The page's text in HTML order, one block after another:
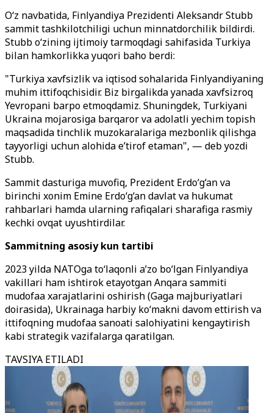
O‘z navbatida, Finlyandiya Prezidenti Aleksandr Stubb
sammit tashkilotchiligi uchun minnatdorchilik bildirdi.
Stubb o‘zining ijtimoiy tarmoqdagi sahifasida Turkiya
bilan hamkorlikka yuqori baho berdi:
"Turkiya xavfsizlik va iqtisod sohalarida Finlyandiyaning
muhim ittifoqchisidir. Biz birgalikda yanada xavfsizroq
Yevropani barpo etmoqdamiz. Shuningdek, Turkiyani
Ukraina mojarosiga barqaror va adolatli yechim topish
maqsadida tinchlik muzokaralariga mezbonlik qilishga
tayyorligi uchun alohida e’tirof etaman", — deb yozdi
Stubb.
Sammit dasturiga muvofiq, Prezident Erdo‘g‘an va
birinchi xonim Emine Erdo‘g‘an davlat va hukumat
rahbarlari hamda ularning rafiqalari sharafiga rasmiy
kechki ovqat uyushtirdilar.
Sammitning asosiy kun tartibi
2023 yilda NATOga to‘laqonli a’zo bo‘lgan Finlyandiya
vakillari ham ishtirok etayotgan Anqara sammiti
mudofaa xarajatlarini oshirish (Gaga majburiyatlari
doirasida), Ukrainaga harbiy ko‘makni davom ettirish va
ittifoqning mudofaa sanoati salohiyatini kengaytirish
kabi strategik vazifalarga qaratilgan.
TAVSIYA ETILADI